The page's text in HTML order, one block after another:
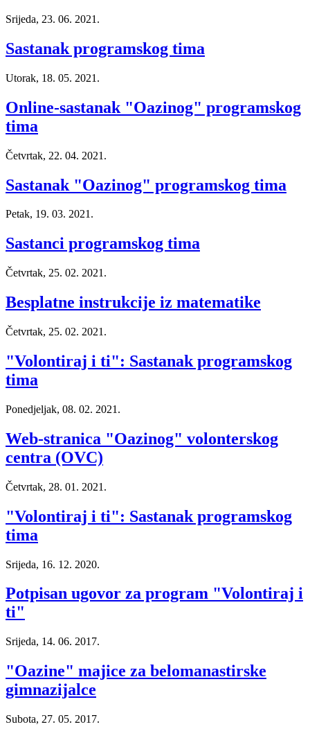
Srijeda, 23. 06. 2021.
Sastanak programskog tima
Utorak, 18. 05. 2021.
Online-sastanak "Oazinog" programskog
tima
Četvrtak, 22. 04. 2021.
Sastanak "Oazinog" programskog tima
Petak, 19. 03. 2021.
Sastanci programskog tima
Četvrtak, 25. 02. 2021.
Besplatne instrukcije iz matematike
Četvrtak, 25. 02. 2021.
"Volontiraj i ti": Sastanak programskog
tima
Ponedjeljak, 08. 02. 2021.
Web-stranica "Oazinog" volonterskog
centra (OVC)
Četvrtak, 28. 01. 2021.
"Volontiraj i ti": Sastanak programskog
tima
Srijeda, 16. 12. 2020.
Potpisan ugovor za program "Volontiraj i
ti"
Srijeda, 14. 06. 2017.
"Oazine" majice za belomanastirske
gimnazijalce
Subota, 27. 05. 2017.